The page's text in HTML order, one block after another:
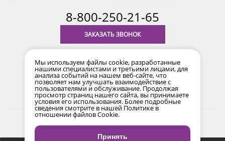
8-800-250-21-65
ЗАКАЗАТЬ ЗВОНОК
время по Уфе (MSK+2)
2017-2026 © Все права защищены. Информация сайта
защищена законом об авторских правах.
Мы используем файлы cookie, разработанные
нашими специалистами и третьими лицами, для
анализа событий на нашем веб-сайте, что
позволяет нам улучшать взаимодействие с
пользователями и обслуживание. Продолжая
просмотр страниц нашего сайта, вы принимаете
условия его использования. Более подробные
сведения смотрите в нашей Политике в
отношении файлов Cookie.
Принять